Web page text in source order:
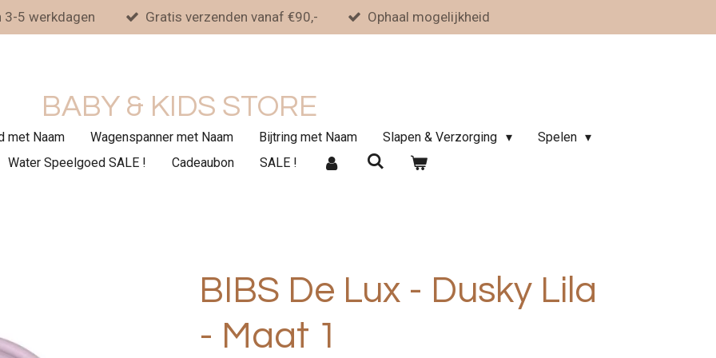
3-5 werkdagen Gratis verzenden vanaf €90,- Ophaal mogelijkheid
BABY & KIDS STORE
met Naam Wagenspanner met Naam Bijtring met Naam Slapen & Verzorging
Spelen
Water Speelgoed SALE ! Cadeaubon SALE !
BIBS De Lux - Dusky Lila
- Maat 1